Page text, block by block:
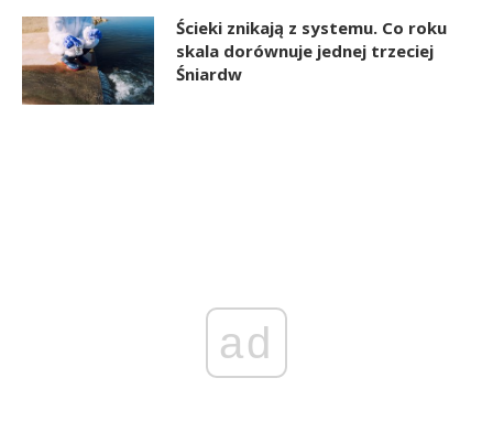
Ścieki znikają z systemu. Co roku
skala dorównuje jednej trzeciej
Śniardw
ad